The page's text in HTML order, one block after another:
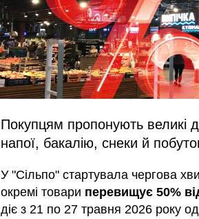
Покупцям пропонують великі
напої, бакалію, снеки й
У "Сільпо" стартувала чергова
окремі товари перевищує 50%
діє з 21 по 27 травня 2026 року